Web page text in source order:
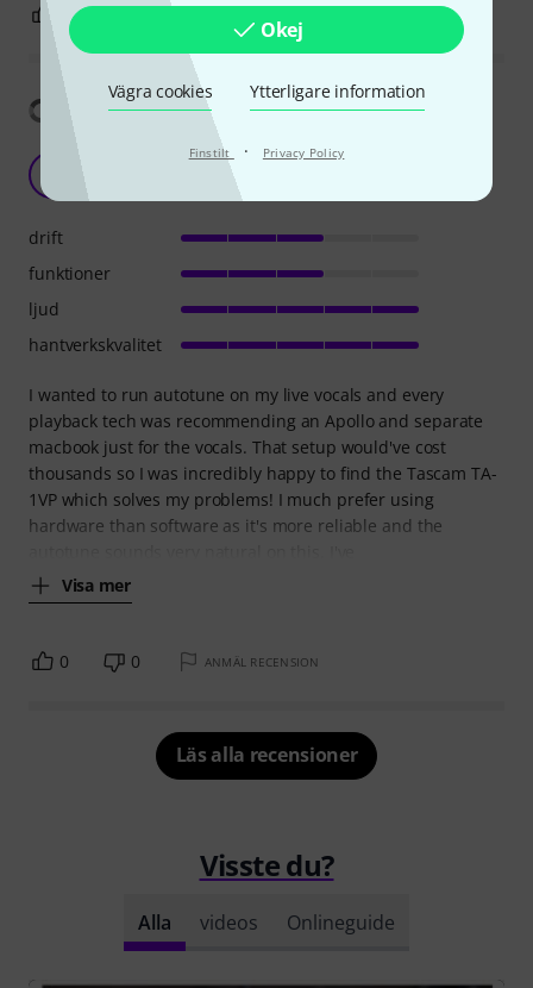
Okej
Vägra cookies Ytterligare information
Finstilt · Privacy Policy
0
Visa översättning
Perfect pitch correction
LydF 26.02.2024
I wanted to run autotune on my live vocals and every
playback tech was recommending an Apollo and separate
macbook just for the vocals. That setup would've cost
thousands so I was incredibly happy to find the Tascam TA-
1VP which solves my problems! I much prefer using
hardware than software as it's more reliable and the
Visa mer
drift
funktioner
ljud
hantverkskvalitet
0 0 ANMÄL RECENSION
Läs alla recensioner
Visste du?
Alla videos Onlineguide